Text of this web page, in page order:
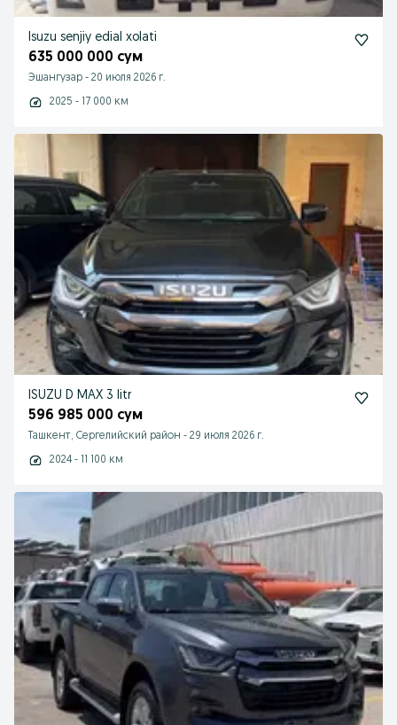
Isuzu senjiy edial xolati
635 000 000 сум
Эшангузар - 20 июля 2026 г.
2025 - 17 000 км
ISUZU D MAX 3 litr
596 985 000 сум
Ташкент, Сергелийский район - 29 июля 2026 г.
2024 - 11 100 км